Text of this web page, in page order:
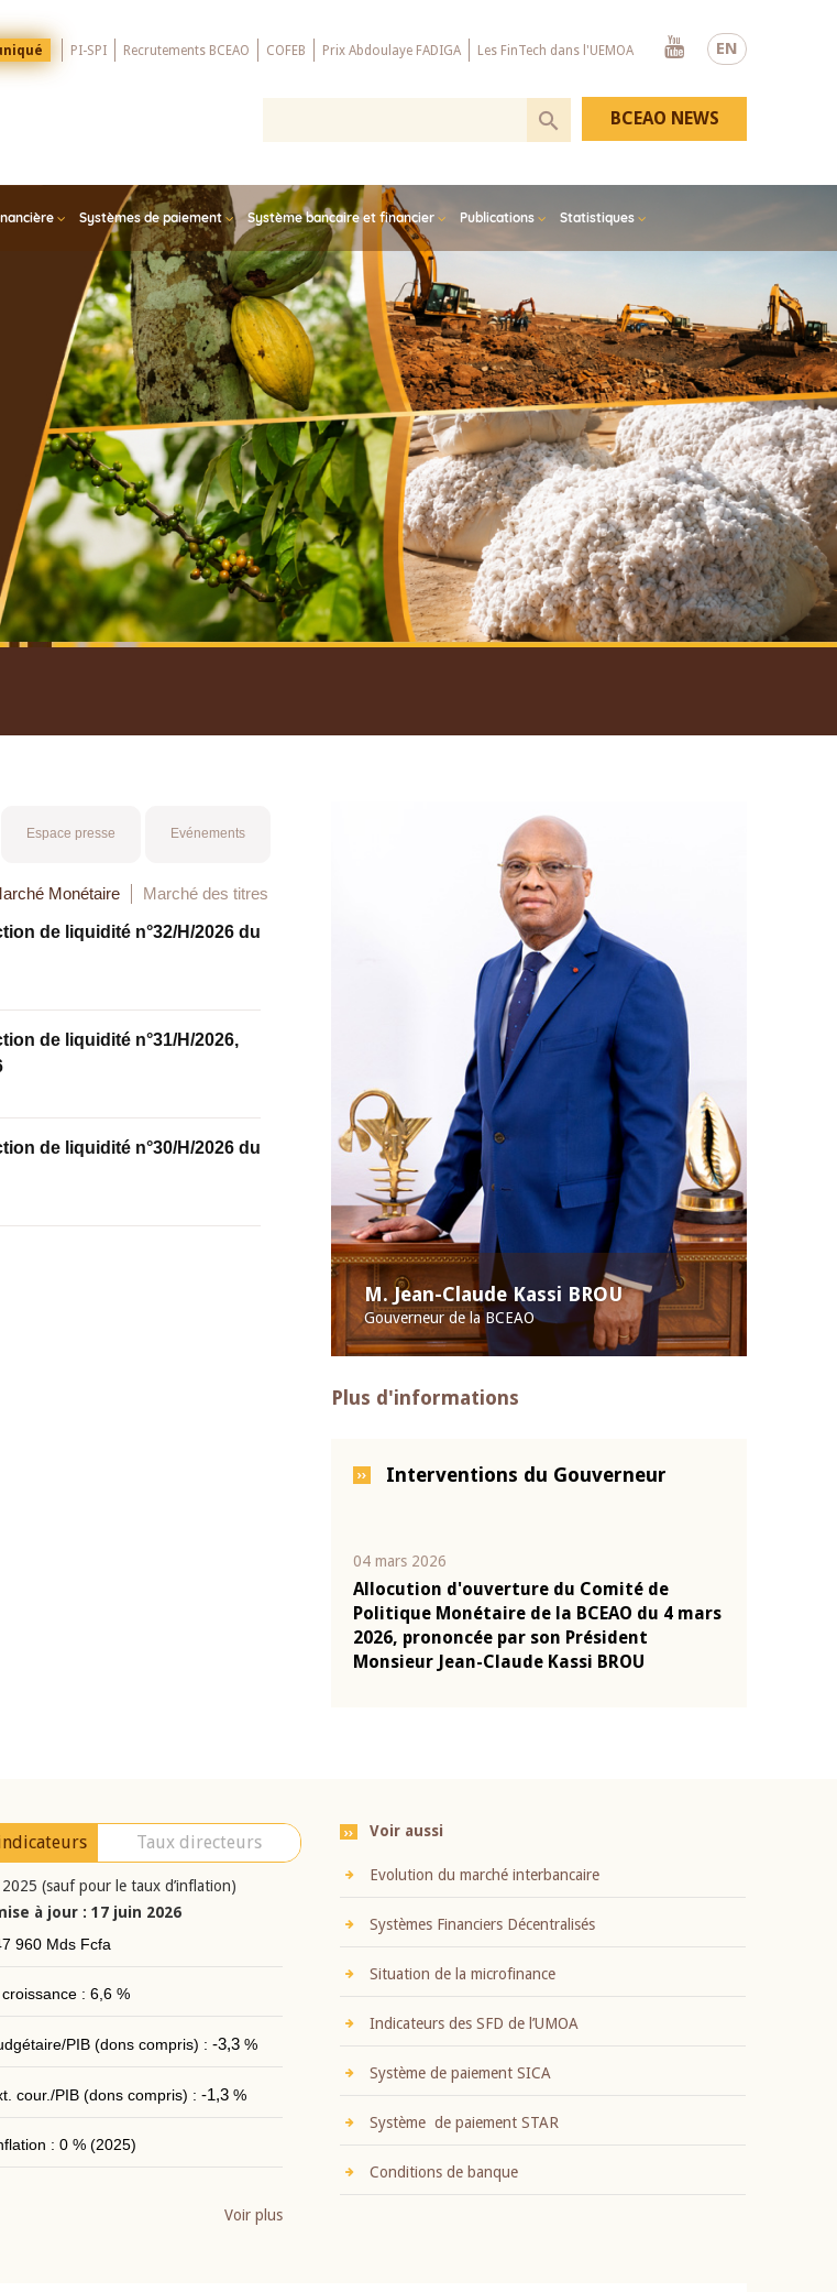
EN
PI-SPI Recrutements BCEAO COFEB Prix Abdoulaye FADIGA Les FinTech dans l'UEMOA
Youtube
Systèmes de paiement Système bancaire et financier Publications Statistiques
BCEAO NEWS
M. Jean-Claude Kassi BROU
Gouverneur de la BCEAO
Plus d'informations
Interventions du Gouverneur
04 mars 2026
Allocution d'ouverture du Comité de
Politique Monétaire de la BCEAO du 4 mars
2026, prononcée par son Président
Monsieur Jean-Claude Kassi BROU
Espace presse Evénements
Monétaire Marché des titres
de liquidité n°32/H/2026 du
de liquidité n°31/H/2026,
de liquidité n°30/H/2026 du
Taux directeurs
(sauf pour le taux d’inflation)
à jour : 17 juin 2026
960 Mds Fcfa
: 6,6 %
PIB (dons compris) : -3,3%
cour./PIB (dons compris) : -1,3%
: 0 % (2025)
Voir plus
Voir aussi
Evolution du marché interbancaire
Systèmes Financiers Décentralisés
Situation de la microfinance
Indicateurs des SFD de l’UMOA
Système de paiement SICA
Système de paiement STAR
Conditions de banque